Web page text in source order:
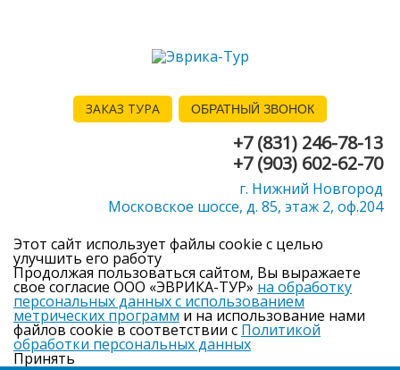
ЗАКАЗ ТУРА ОБРАТНЫЙ ЗВОНОК
+7 (831) 246-78-13
+7 (903) 602-62-70
г. Нижний Новгород
Московское шоссе, д. 85, этаж 2, оф.204
Этот сайт использует файлы cookie с целью
улучшить его работу
Продолжая пользоваться сайтом, Вы выражаете
свое согласие ООО «ЭВРИКА-ТУР» на обработку
персональных данных с использованием
метрических программ и на использование нами
файлов cookie в соответствии с Политикой
обработки персональных данных
Принять